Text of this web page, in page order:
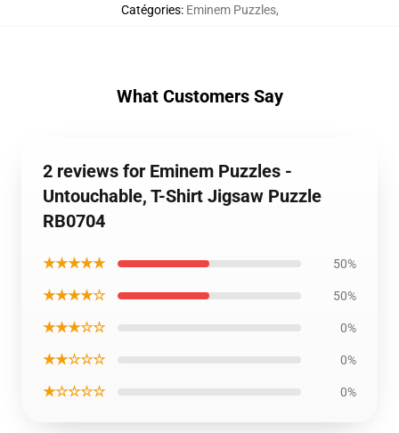
Catégories: Eminem Puzzles,
What Customers Say
2 reviews for Eminem Puzzles -
Untouchable, T-Shirt Jigsaw Puzzle
RB0704
★★★★★ 50%
★★★★☆ 50%
★★★☆☆ 0%
★★☆☆☆ 0%
★☆☆☆☆ 0%